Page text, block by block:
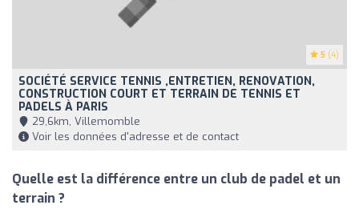
5 (4)
SOCIÉTÉ SERVICE TENNIS ,ENTRETIEN, RENOVATION,
CONSTRUCTION COURT ET TERRAIN DE TENNIS ET
PADELS À PARIS
29,6km, Villemomble
Voir les données d'adresse et de contact
Quelle est la différence entre un club de padel et un
terrain ?